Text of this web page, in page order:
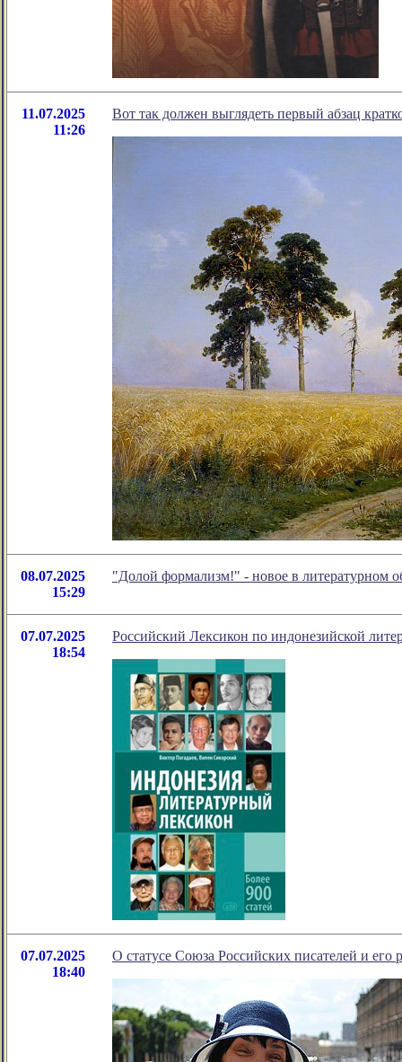
11.07.2025
11:26
Вот так должен выглядеть первый абзац
08.07.2025
15:29
"Долой формализм!" - новое в литературном
07.07.2025
18:54
Российский Лексикон по индонезийской
07.07.2025
18:40
О статусе Союза Российских писателей и его